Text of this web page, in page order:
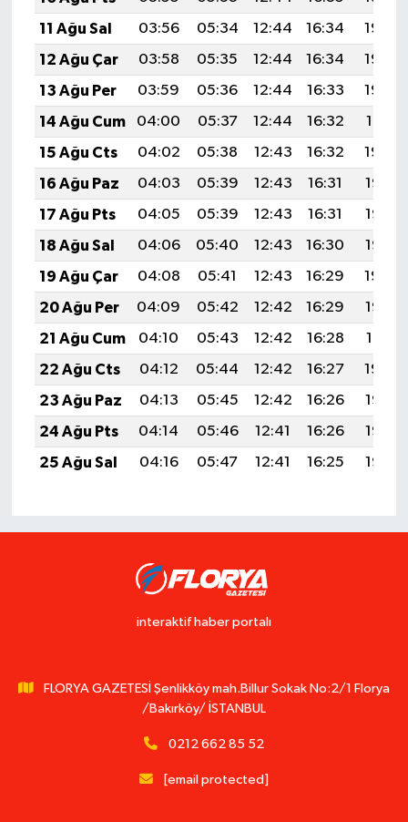
11 Ağu Sal
03:56 05:34 12:44 16:34
19:45
12 Ağu Çar
03:58 05:35 12:44 16:34
19:43
13 Ağu Per
03:59 05:36 12:44 16:33
19:42
14 Ağu Cum
04:00 05:37 12:44 16:32
19:41
15 Ağu Cts
04:02 05:38 12:43 16:32
19:39
16 Ağu Paz
04:03 05:39 12:43 16:31
19:38
17 Ağu Pts
04:05 05:39 12:43 16:31
19:37
18 Ağu Sal
04:06 05:40 12:43 16:30
19:35
19 Ağu Çar
04:08 05:41 12:43 16:29
19:34
20 Ağu Per
04:09 05:42 12:42 16:29
19:32
21 Ağu Cum
04:10 05:43 12:42 16:28
19:31
22 Ağu Cts
04:12 05:44 12:42 16:27
19:29
23 Ağu Paz
04:13 05:45 12:42 16:26
19:28
24 Ağu Pts
04:14 05:46 12:41 16:26
19:26
25 Ağu Sal
04:16 05:47 12:41 16:25 19:25
interaktif haber portalı
FLORYA GAZETESİ Şenlikköy mah.Billur Sokak No:2/1 Florya
/Bakırköy/ İSTANBUL
0212 662 85 52
[email protected]